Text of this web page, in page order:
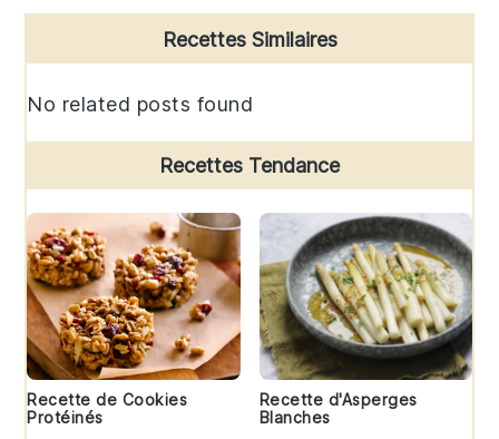
Sidebar
Recettes Similaires
No related posts found
Recettes Tendance
Recette de Cookies
Protéinés
Recette d'Asperges
Blanches